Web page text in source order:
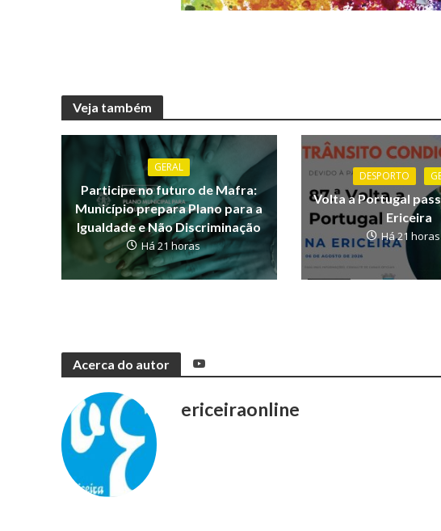
Veja também
GERAL
Participe no futuro de Mafra:
Município prepara Plano para a
Igualdade e Não Discriminação
Há 21 horas
DESPORTO
Volta a Portugal
Ericeira
Há 21 horas
Acerca do autor
ericeiraonline